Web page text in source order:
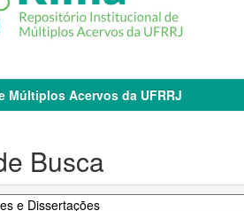
Múltiplos Acervos da UFRRJ
Busca